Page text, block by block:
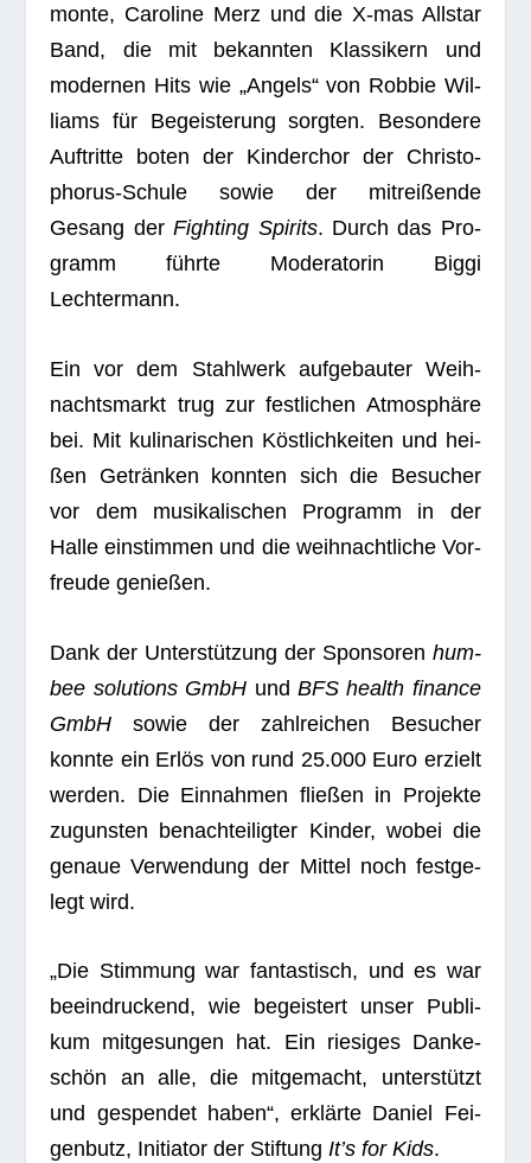
monte, Caro­line Merz und die X‑mas All­star
Band, die mit bekann­ten Klas­si­kern und
moder­nen Hits wie „Angels“ von Rob­bie Wil­
liams für Begeis­te­rung sorg­ten. Beson­dere
Auf­tritte boten der Kin­der­chor der Chris­to­
pho­rus-Schule sowie der mit­rei­ßende
Gesang derFight­ing Spi­rits. Durch das Pro­
gramm führte Mode­ra­to­rin Biggi
Lechtermann.
Ein vor dem Stahl­werk auf­ge­bau­ter Weih­
nachts­markt trug zur fest­li­chen Atmo­sphäre
bei. Mit kuli­na­ri­schen Köst­lich­kei­ten und hei­
ßen Geträn­ken konn­ten sich die Besu­cher
vor dem musi­ka­li­schen Pro­gramm in der
Halle ein­stim­men und die weih­nacht­li­che Vor­
freude genießen.
Dank der Unter­stüt­zung der Spon­so­ren hum­
bee solu­ti­ons GmbH und BFS health finance
GmbH sowie der zahl­rei­chen Besu­cher
konnte ein Erlös von rund 25.000 Euro erzielt
wer­den. Die Ein­nah­men flie­ßen in Pro­jekte
zuguns­ten benach­tei­lig­ter Kin­der, wobei die
genaue Ver­wen­dung der Mit­tel noch fest­ge­
legt wird.
„Die Stim­mung war fan­tas­tisch, und es war
beein­dru­ckend, wie begeis­tert unser Publi­
kum mit­ge­sun­gen hat. Ein rie­si­ges Dan­ke­
schön an alle, die mit­ge­macht, unter­stützt
und gespen­det haben“, erklärte Daniel Fei­
gen­butz, Initia­tor der Stif­tungIt’s for Kids.